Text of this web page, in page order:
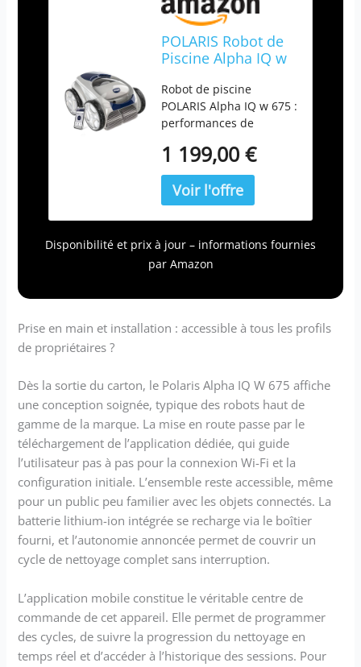
POLARIS Robot de
Piscine Alpha IQ w
de Nettoyage
supérieure avec
connectivité wi-FI
Robot de piscine
POLARIS Alpha IQ w 675 :
performances de
avec connectivité Wi-Fi
ASPIRATEUR_ROBOTIQUE
POLARIS
1 199,00 €
Disponibilité et prix à jour – informations fournies
par Amazon
Prise en main et installation : accessible à tous les profils
de propriétaires ?
Dès la sortie du carton, le Polaris Alpha IQ W 675 affiche
une conception soignée, typique des robots haut de
gamme de la marque. La mise en route passe par le
téléchargement de l’application dédiée, qui guide
l’utilisateur pas à pas pour la connexion Wi-Fi et la
configuration initiale. L’ensemble reste accessible, même
pour un public peu familier avec les objets connectés. La
batterie lithium-ion intégrée se recharge via le boîtier
fourni, et l’autonomie annoncée permet de couvrir un
cycle de nettoyage complet sans interruption.
L’application mobile constitue le véritable centre de
commande de cet appareil. Elle permet de programmer
des cycles, de suivre la progression du nettoyage en
temps réel et d’accéder à l’historique des sessions. Pour